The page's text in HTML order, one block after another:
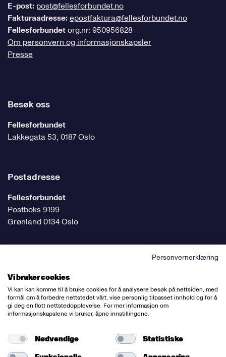
E-post: post@fellesforbundet.no
Fakturaadresse:epostfaktura@fellesforbundet.no
Fellesforbundetorg.nr: 950956828
Om personvern og informasjonskapsler
Presse
Besøk oss
Fellesforbundet
Lakkegata 53, 0187 Oslo
Postadresse
Fellesforbundet
Postboks 9199
Grønland 0134 Oslo
Følg oss på sosiale medier
Nettredaktør:Willy Bergsnov
Personvernerklæring
Vi bruker cookies
Vi kan kan komme til å bruke cookies for å analysere besøk på nettsiden, med
formål om å forbedre nettstedet vårt, vise personlig tilpasset innhold og for å
gi deg en flott nettstedopplevelse. For mer informasjon om
informasjonskapslene vi bruker, åpne innstillingene.
Nødvendige
Statistiske